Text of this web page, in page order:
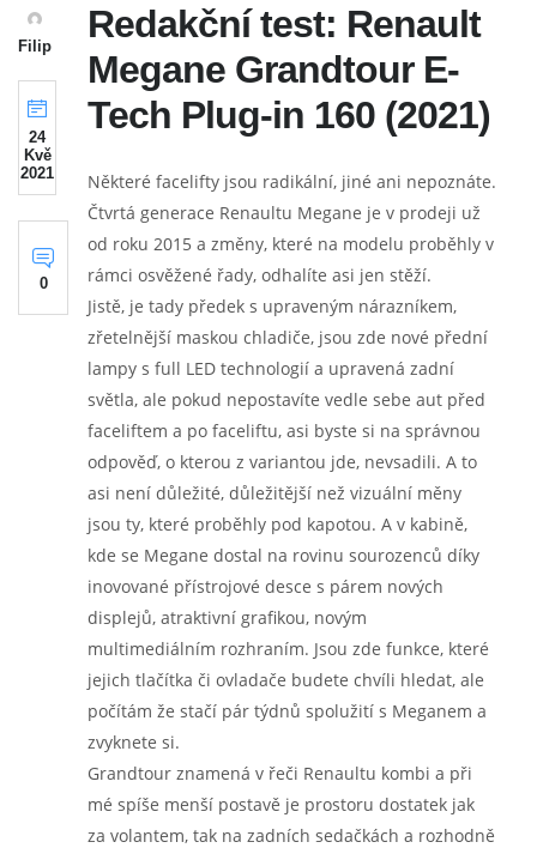
Filip
24
Kvě
2021
0
Redakční test: Renault
Megane Grandtour E-
Tech Plug-in 160 (2021)
Některé facelifty jsou radikální, jiné ani nepoznáte.
Čtvrtá generace Renaultu Megane je v prodeji už
od roku 2015 a změny, které na modelu proběhly v
rámci osvěžené řady, odhalíte asi jen stěží.
Jistě, je tady předek s upraveným nárazníkem,
zřetelnější maskou chladiče, jsou zde nové přední
lampy s full LED technologií a upravená zadní
světla, ale pokud nepostavíte vedle sebe aut před
faceliftem a po faceliftu, asi byste si na správnou
odpověď, o kterou z variantou jde, nevsadili. A to
asi není důležité, důležitější než vizuální měny
jsou ty, které proběhly pod kapotou. A v kabině,
kde se Megane dostal na rovinu sourozenců díky
inovované přístrojové desce s párem nových
displejů, atraktivní grafikou, novým
multimediálním rozhraním. Jsou zde funkce, které
jejich tlačítka či ovladače budete chvíli hledat, ale
počítám že stačí pár týdnů spolužití s Meganem a
zvyknete si.
Grandtour znamená v řeči Renaultu kombi a při
mé spíše menší postavě je prostoru dostatek jak
za volantem, tak na zadních sedačkách a rozhodně